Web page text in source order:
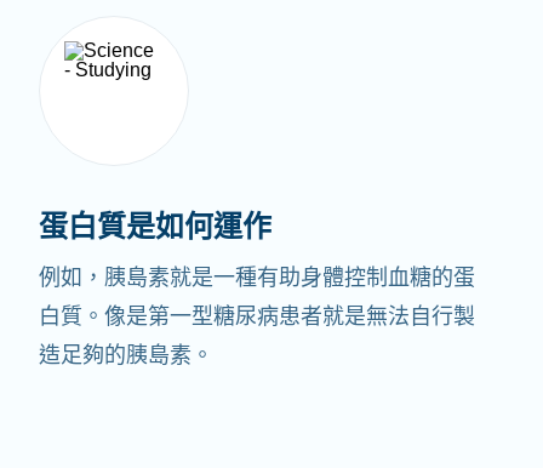
蛋白質是如何運作
例如，胰島素就是一種有助身體控制血糖的蛋
白質。像是第一型糖尿病患者就是無法自行製
造足夠的胰島素。